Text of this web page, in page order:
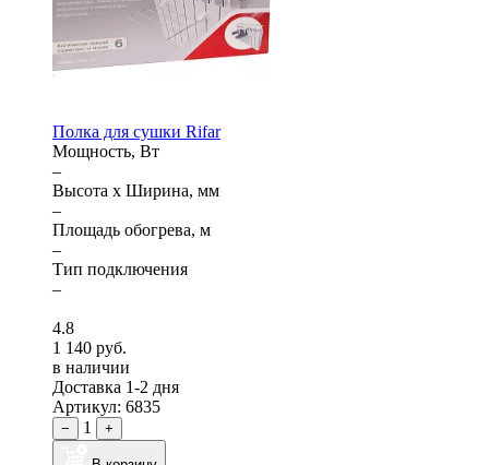
Полка для сушки Rifar
Мощность, Вт
–
Высота x Ширина, мм
–
Площадь обогрева, м
–
Тип подключения
–
4.8
1 140 руб.
в наличии
Доставка 1-2 дня
Артикул: 6835
− 1 +